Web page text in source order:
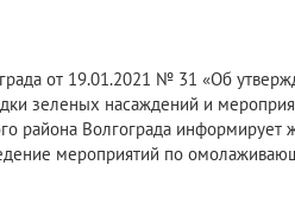
от 19.01.2021 № 31 «Об
зеленых насаждений и
района Волгограда информирует
мероприятий по